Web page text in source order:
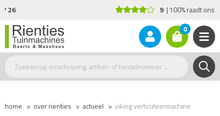
100% raadt ons aan!
0
home over rienties actueel viking verticuteermachine